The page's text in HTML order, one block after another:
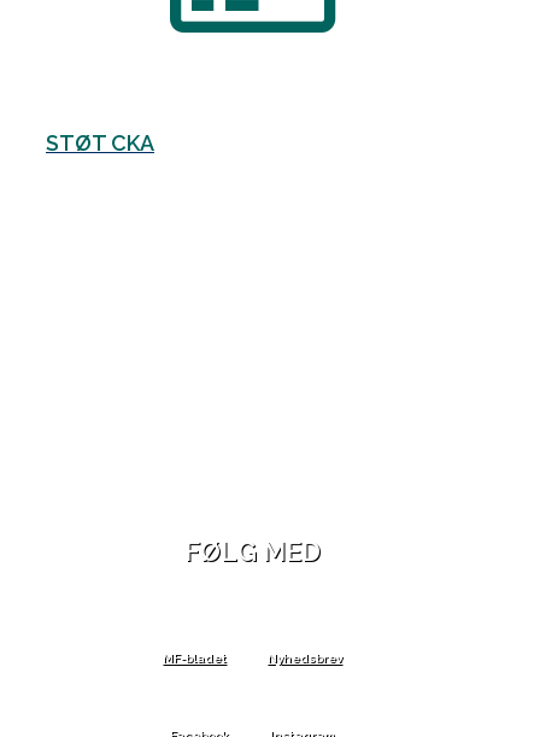
STØT CKA
FØLG MED
MF-bladet Nyhedsbrev